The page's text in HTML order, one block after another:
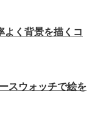
よく背景を描くコ
スウォッチで絵を